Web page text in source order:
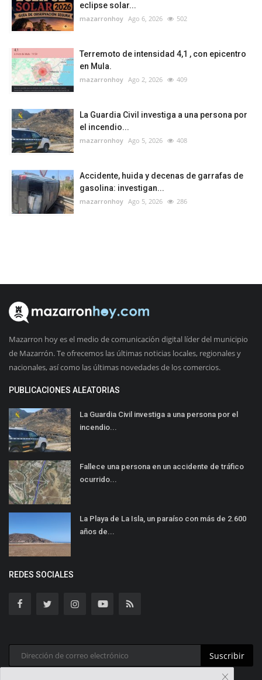
eclipse solar...
mazarronhoy Ago 6, 2026 502
Terremoto de intensidad 4,1 , con epicentro
en Mula.
mazarronhoy Ago 2, 2026 409
La Guardia Civil investiga a una persona por
el incendio...
mazarronhoy Ago 5, 2026 408
Accidente, huida y decenas de garrafas de
gasolina: investigan...
mazarronhoy Ago 5, 2026 286
Mazarron hoy es el medio de comunicación digital líder del municipio
de Mazarrón. Te ofrecemos las últimas noticias locales, regionales y
nacionales, así como las últimas novedades de los comercios.
PUBLICACIONES ALEATORIAS
La Guardia Civil investiga a una persona por el
incendio...
Fallece una persona en un accidente de tráfico
ocurrido...
La Playa de La Isla, un paraíso con más de 2.600
años de...
REDES SOCIALES
Suscribir